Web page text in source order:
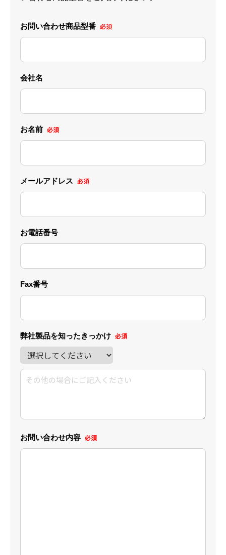
お問い合わせ商品型番 必須
会社名
お名前 必須
メールアドレス 必須
お電話番号
Fax番号
弊社製品を知ったきっかけ 必須
お問い合わせ内容 必須